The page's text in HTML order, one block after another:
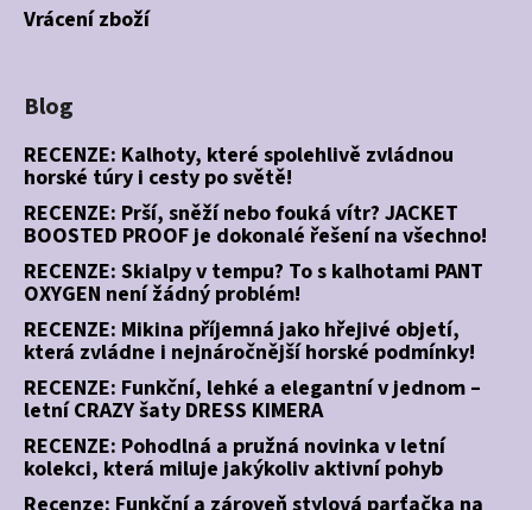
Vrácení zboží
Blog
RECENZE: Kalhoty, které spolehlivě zvládnou
horské túry i cesty po světě!
RECENZE: Prší, sněží nebo fouká vítr? JACKET
BOOSTED PROOF je dokonalé řešení na všechno!
RECENZE: Skialpy v tempu? To s kalhotami PANT
OXYGEN není žádný problém!
RECENZE: Mikina příjemná jako hřejivé objetí,
která zvládne i nejnáročnější horské podmínky!
RECENZE: Funkční, lehké a elegantní v jednom –
letní CRAZY šaty DRESS KIMERA
RECENZE: Pohodlná a pružná novinka v letní
kolekci, která miluje jakýkoliv aktivní pohyb